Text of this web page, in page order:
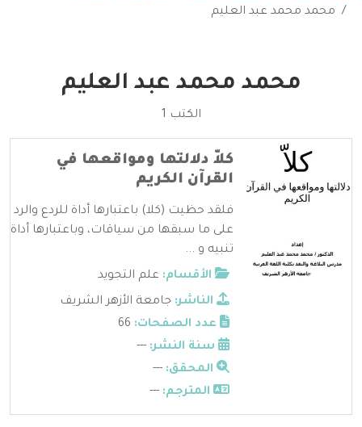
محمد محمد عبد العليم
محمد محمد عبد العليم
الكتب 1
كلاّ دلالتها ومواقعها في
القرآن الكريم
فلقد حظيت (كلا) باعتبارها أداة للردع والرد
على ما سبقها من سياقات، وباعتبارها أداة
تنبيه و ...
الأقسام: علم التجويد
الناشر: جامعة الأزهر الشريف
عدد الصفحات:
سنة النشر: ---
المحقق: ---
المترجم: ---